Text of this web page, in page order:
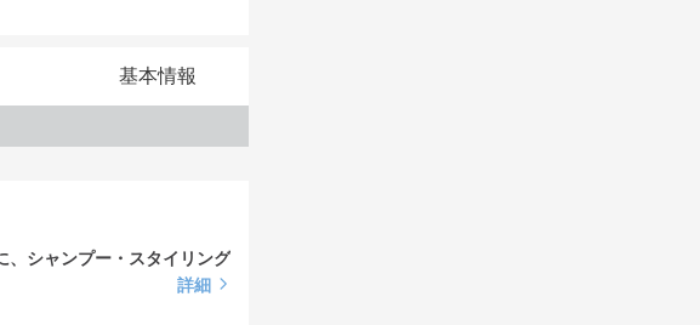
基本情報
、シャンプー・スタイリング
詳細